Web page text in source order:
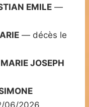
EMILE —
— décès le
JOSEPH